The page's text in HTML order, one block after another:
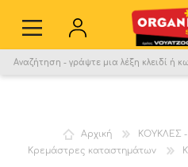
Αγαπημένα
Σύγκριση
Αρχική
ΚΟΥΚΛΕΣ
Κρεμάστρες καταστημάτων